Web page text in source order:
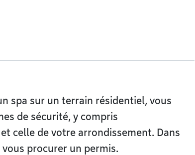
spa sur un terrain résidentiel, vous
de sécurité, y compris
celle de votre arrondissement. Dans
procurer un permis.